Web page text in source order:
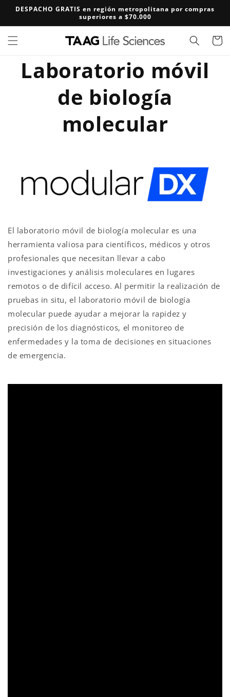
directamente
DESPACHO GRATIS en región metropolitana por compras
superiores a $70.000
Carrito
Laboratorio móvil
de biología
molecular
El laboratorio móvil de biología molecular es una
herramienta valiosa para científicos, médicos y otros
profesionales que necesitan llevar a cabo
investigaciones y análisis moleculares en lugares
remotos o de difícil acceso. Al permitir la realización de
pruebas in situ, el laboratorio móvil de biología
molecular puede ayudar a mejorar la rapidez y
precisión de los diagnósticos, el monitoreo de
enfermedades y la toma de decisiones en situaciones
de emergencia.